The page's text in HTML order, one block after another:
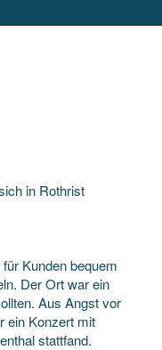
in Rothrist
Kunden bequem
Der Ort war ein
Aus Angst vor
ein Konzert mit
stattfand.